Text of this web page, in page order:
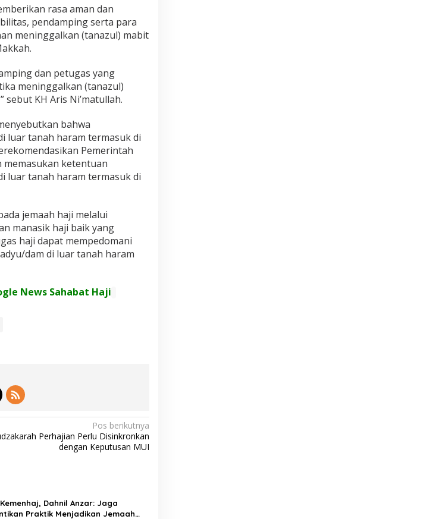
rasa aman dan
pendamping serta para
meninggalkan (tanazul) mabit
dan petugas yang
meninggalkan (tanazul)
KH Aris Ni’matullah.
bahwa
luar tanah haram termasuk di
Pemerintah
memasukan ketentuan
luar tanah haram termasuk di
jemaah haji melalui
manasik haji baik yang
haji dapat mempedomani
dam di luar tanah haram
News Sahabat Haji
Pos berikutnya
Perhajian Perlu Disinkronkan
dengan Keputusan MUI
Dahnil Anzar: Jaga
Praktik Menjadikan Jemaah